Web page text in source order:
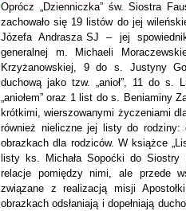
Oprócz „Dzienniczka” św. Siostra
zachowało się 19 listów do jej
Józefa Andrasza SJ – jej
generalnej m. Michaeli
Krzyżanowskiej, 9 do s. Justyny
duchową jako tzw. „anioł”, 11 do s.
„aniołem” oraz 1 list do s. Beniaminy
krótkimi, wierszowanymi życzeniami
również nieliczne jej listy do
obrazkach dla rodziców. W książce
listy ks. Michała Sopoćki do
relacje pomiędzy nimi, ale przede
związane z realizacją misji
obrazkach odsłaniają i dopełniają